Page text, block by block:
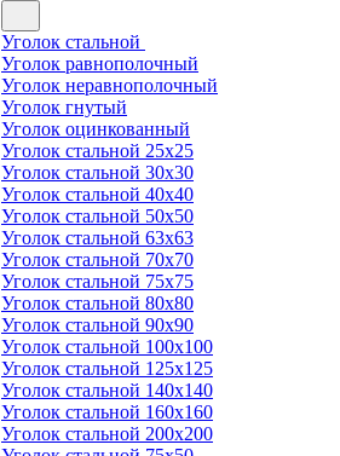
Уголок стальной
Уголок равнополочный
Уголок неравнополочный
Уголок гнутый
Уголок оцинкованный
Уголок стальной 25х25
Уголок стальной 30х30
Уголок стальной 40х40
Уголок стальной 50х50
Уголок стальной 63х63
Уголок стальной 70х70
Уголок стальной 75х75
Уголок стальной 80х80
Уголок стальной 90х90
Уголок стальной 100х100
Уголок стальной 125х125
Уголок стальной 140х140
Уголок стальной 160х160
Уголок стальной 200х200